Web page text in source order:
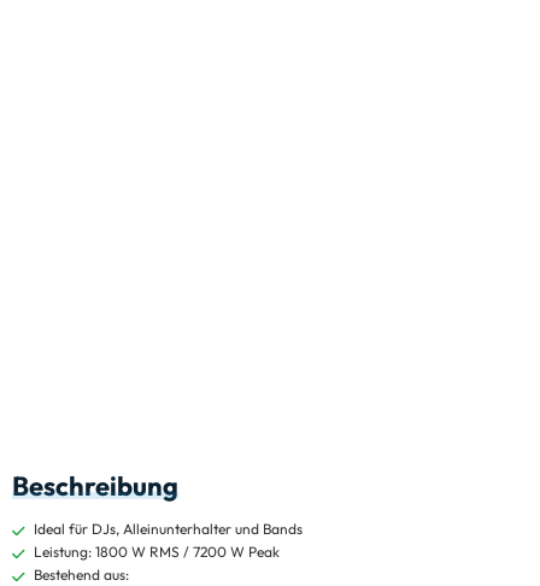
Beschreibung
Ideal für DJs, Alleinunterhalter und Bands
Leistung: 1800 W RMS / 7200 W Peak
Bestehend aus: